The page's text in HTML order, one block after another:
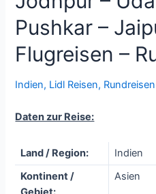
Pushkar –
Flugreisen –
Indien, Lidl Reisen, Rundreisen
Daten zur Reise:
Land / Region:
Indien
Kontinent /
Asien